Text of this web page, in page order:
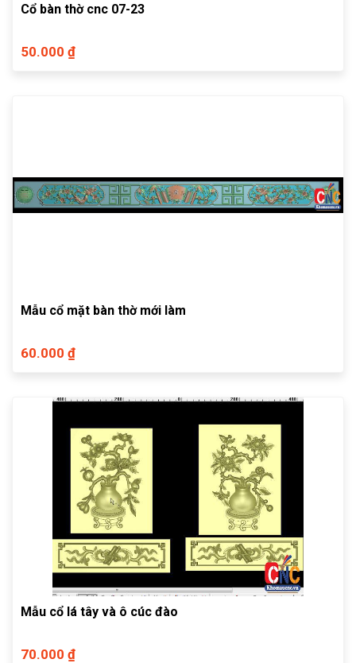
Cổ bàn thờ cnc 07-23
50.000 ₫
Mẫu cổ mặt bàn thờ mới làm
60.000 ₫
Mẫu cổ lá tây và ô cúc đào
70.000 ₫